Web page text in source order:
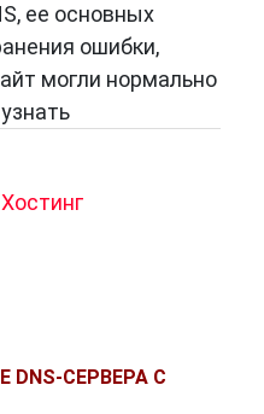
ее основных
ошибки,
могли нормально
Хостинг
СЕРВЕРА С